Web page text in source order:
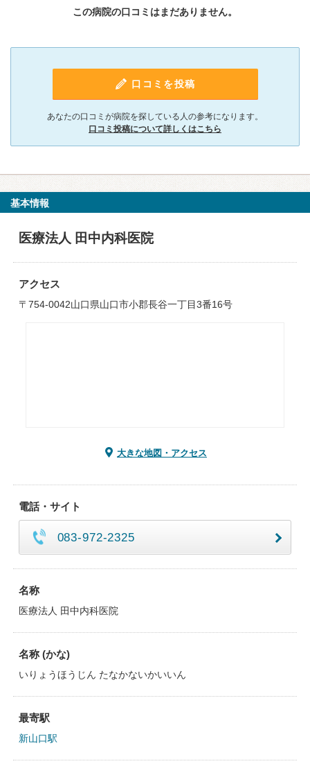
この病院の口コミはまだありません。
口コミを投稿
あなたの口コミが病院を探している人の参考になります。
口コミ投稿について詳しくはこちら
基本情報
医療法人 田中内科医院
アクセス
〒754-0042山口県山口市小郡長谷一丁目3番16号
大きな地図・アクセス
電話・サイト
083-972-2325
名称
医療法人 田中内科医院
名称 (かな)
いりょうほうじん たなかないかいいん
最寄駅
新山口駅